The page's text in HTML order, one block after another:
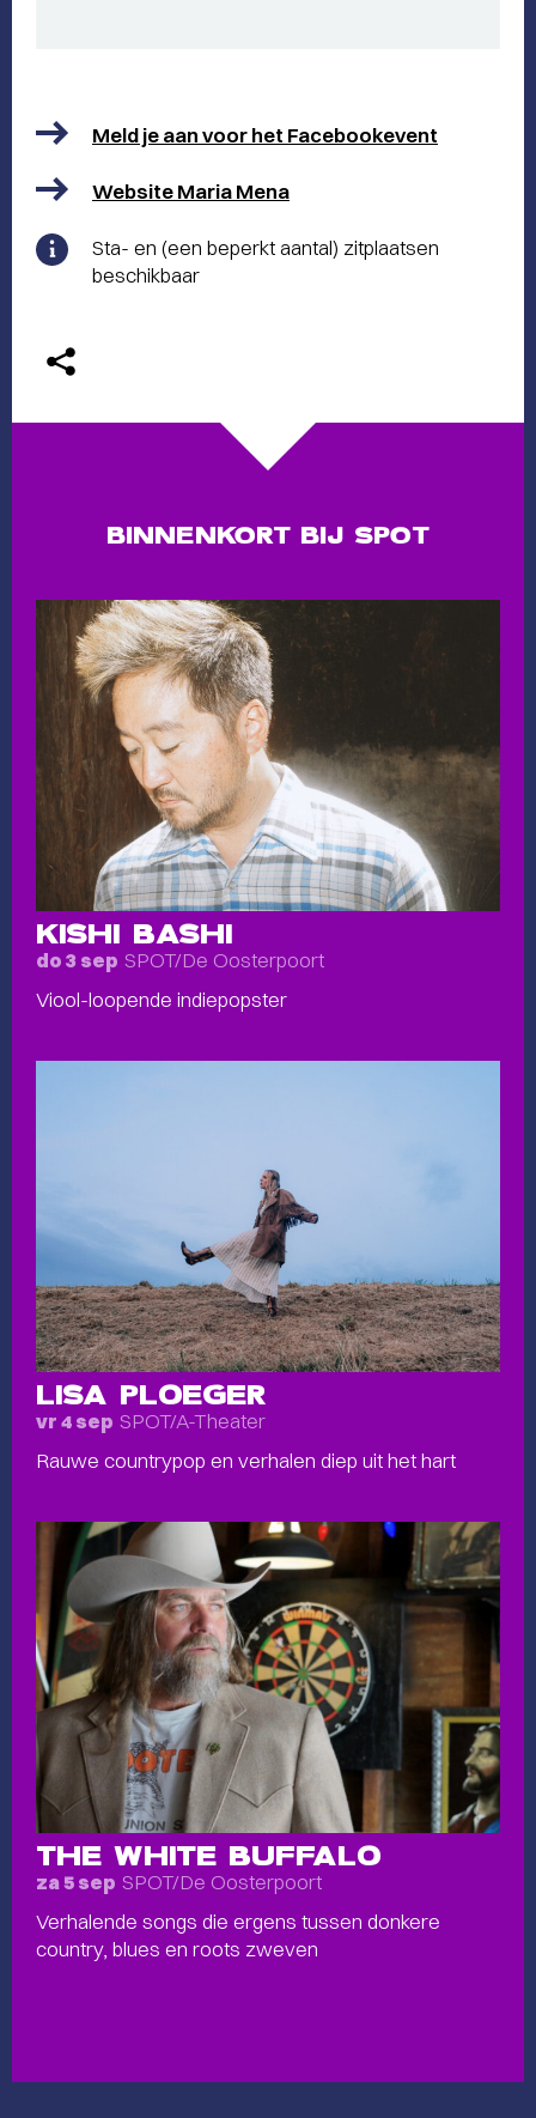
Meld je aan voor het Facebookevent
Website Maria Mena
Sta- en (een beperkt aantal) zitplaatsen
beschikbaar
BINNENKORT BIJ SPOT
KISHI BASHI
do 3 sep SPOT/De Oosterpoort
Viool-loopende indiepopster
LISA PLOEGER
vr 4 sep SPOT/A-Theater
Rauwe countrypop en verhalen diep uit het hart
THE WHITE BUFFALO
za 5 sep SPOT/De Oosterpoort
Verhalende songs die ergens tussen donkere
country, blues en roots zweven